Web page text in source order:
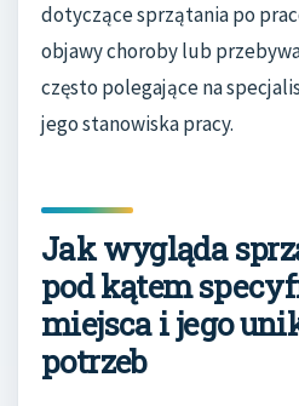
dotyczące sprzątania po
objawy choroby lub
często polegające na
jego stanowiska pracy.
Jak wygląda
pod kątem
miejsca i jego
potrzeb